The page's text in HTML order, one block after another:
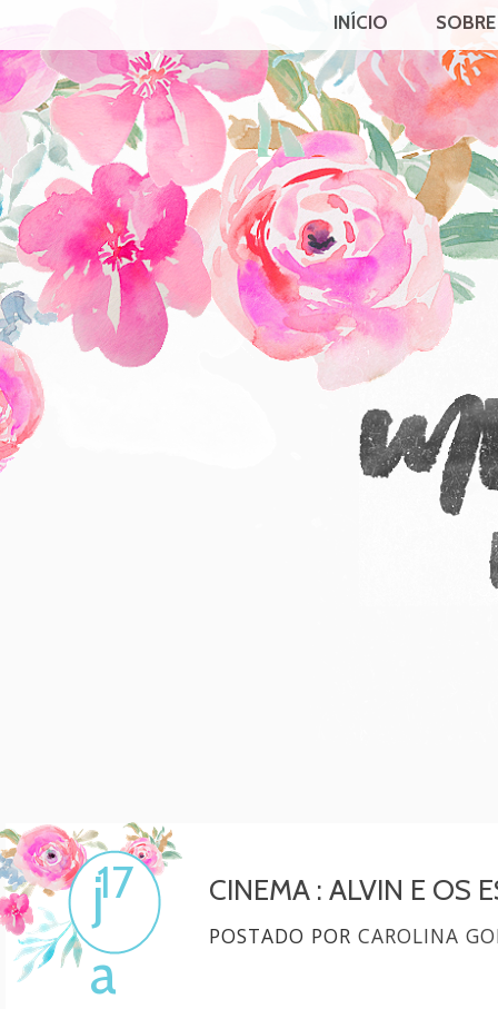
INÍCIO SOBRE
17
j
a
CINEMA : ALVIN E OS
POSTADO POR CAROLINA